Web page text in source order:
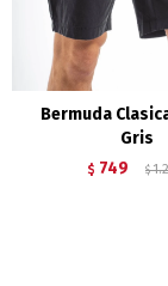
Bermuda
Gris
$ 749 $